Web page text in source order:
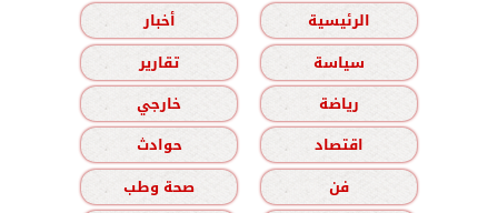
الرئيسية
أخبار
سياسة
تقارير
رياضة
خارجي
اقتصاد
حوادث
فن
صحة وطب